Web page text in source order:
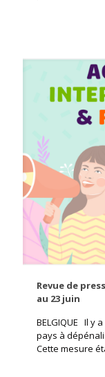
Revue de
au 23 juin
BELGIQUE Il y
pays à
Cette mesure